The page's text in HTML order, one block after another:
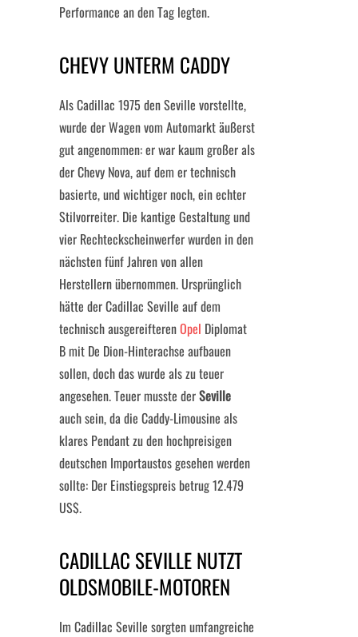
Performance an den Tag legten.
CHEVY UNTERM CADDY
Als Cadillac 1975 den Seville vorstellte,
wurde der Wagen vom Automarkt äußerst
gut angenommen: er war kaum großer als
der Chevy Nova, auf dem er technisch
basierte, und wichtiger noch, ein echter
Stilvorreiter. Die kantige Gestaltung und
vier Rechteckscheinwerfer wurden in den
nächsten fünf Jahren von allen
Herstellern übernommen. Ursprünglich
hätte der Cadillac Seville auf dem
technisch ausgereifterenOpel Diplomat
B mit De Dion-Hinterachse aufbauen
sollen, doch das wurde als zu teuer
angesehen. Teuer musste derSeville
auch sein, da die Caddy-Limousine als
klares Pendant zu den hochpreisigen
deutschen Importaustos gesehen werden
sollte: Der Einstiegspreis betrug 12.479
US$.
CADILLAC SEVILLE NUTZT
OLDSMOBILE-MOTOREN
Im Cadillac Seville sorgten umfangreiche